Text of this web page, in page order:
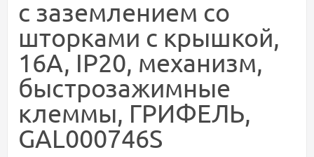
с заземлением со
шторками с крышкой,
16А, IP20, механизм,
быстрозажимные
клеммы, ГРИФЕЛЬ,
GAL000746S